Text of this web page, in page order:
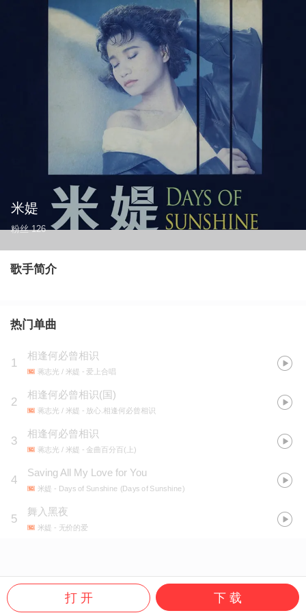
米媞
粉丝 126
歌手简介
热门单曲
1
相逢何必曾相识
蒋志光 / 米媞 - 爱上合唱
2
相逢何必曾相识(国)
蒋志光 / 米媞 - 放心.相逢何必曾相识
3
相逢何必曾相识
蒋志光 / 米媞 - 金曲百分百(上)
4
Saving All My Love for You
米媞 - Days of Sunshine (Days of Sunshine)
5
舞入黑夜
米媞 - 无价的爱
打 开 下 载